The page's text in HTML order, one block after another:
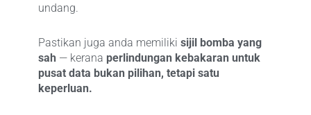
undang.
Pastikan juga anda memiliki sijil bomba yang
sah — kerana perlindungan kebakaran untuk
pusat data bukan pilihan, tetapi satu
keperluan.